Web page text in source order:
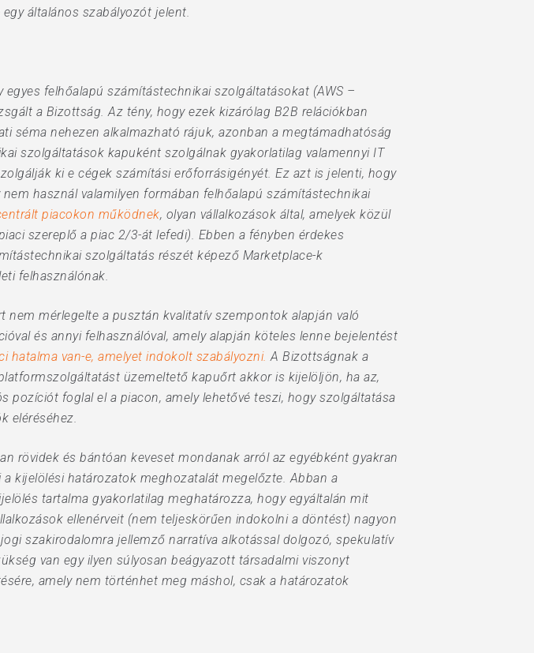
általános szabályozót jelent.
felhőalapú számítástechnikai szolgáltatásokat (AWS –
a Bizottság. Az tény, hogy ezek kizárólag B2B relációkban
séma nehezen alkalmazható rájuk, azonban a megtámadhatóság
szolgáltatások kapuként szolgálnak gyakorlatilag valamennyi IT
ki e cégek számítási erőforrásigényét. Ez azt is jelenti, hogy
használ valamilyen formában felhőalapú számítástechnikai
piacokon működnek, olyan vállalkozások által, amelyek közül
szereplő a piac 2/3-át lefedi). Ebben a fényben érdekes
szolgáltatás részét képező Marketplace-k
felhasználónak.
mérlegelte a pusztán kvalitatív szempontok alapján való
és annyi felhasználóval, amely alapján köteles lenne bejelentést
hatalma van-e, amelyet indokolt szabályozni. A Bizottságnak a
üzemeltető kapuőrt akkor is kijelöljön, ha az,
foglal el a piacon, amely lehetővé teszi, hogy szolgáltatása
eléréséhez.
rövidek és bántóan keveset mondanak arról az egyébként gyakran
kijelölési határozatok meghozatalát megelőzte. Abban a
tartalma gyakorlatilag meghatározza, hogy egyáltalán mit
ellenérveit (nem teljeskörűen indokolni a döntést) nagyon
szakirodalomra jellemző narratíva alkotással dolgozó, spekulatív
van egy ilyen súlyosan beágyazott társadalmi viszonyt
amely nem történhet meg máshol, csak a határozatok